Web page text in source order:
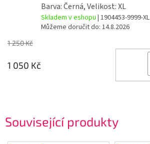
Související produkty
Barva: Černá, Velikost: XL
Skladem v eshopu | 1904453-9999-XL
Můžeme doručit do: 14.8.2026
1 250 Kč
1 050 Kč